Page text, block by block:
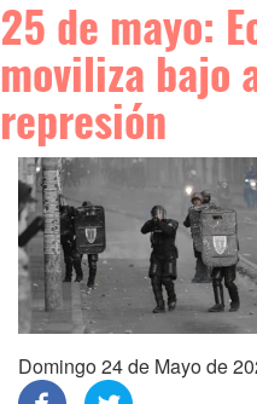
25 de mayo:
moviliza bajo
represión
Domingo 24 de Mayo de